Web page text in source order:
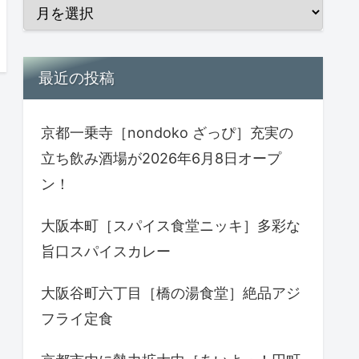
最近の投稿
京都一乗寺［nondoko ざっぴ］充実の
立ち飲み酒場が2026年6月8日オープ
ン！
大阪本町［スパイス食堂ニッキ］多彩な
旨口スパイスカレー
大阪谷町六丁目［橋の湯食堂］絶品アジ
フライ定食